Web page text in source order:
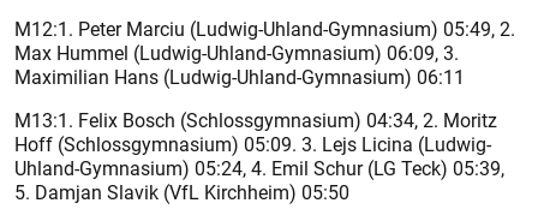
M12:1. Peter Marciu (Ludwig-Uhland-Gymnasium) 05:49, 2.
Max Hummel (Ludwig-Uhland-Gymnasium) 06:09, 3.
Maximilian Hans (Ludwig-Uhland-Gymnasium) 06:11
M13:1. Felix Bosch (Schlossgymnasium) 04:34, 2. Moritz
Hoff (Schlossgymnasium) 05:09. 3. Lejs Licina (Ludwig-
Uhland-Gymnasium) 05:24, 4. Emil Schur (LG Teck) 05:39,
5. Damjan Slavik (VfL Kirchheim) 05:50